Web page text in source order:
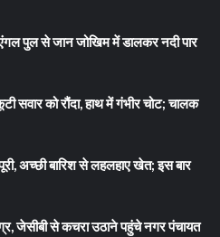
पुल से जान जोखिम में डालकर नदी पार
सवार को रौंदा, हाथ में गंभीर चोट; चालक
अच्छी बारिश से लहलहाए खेत; इस बार
जेसीबी से कचरा उठाने पहुंचे नगर पंचायत